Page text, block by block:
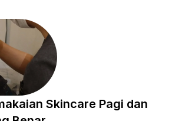
perawatan kulit wajah menjadi hal yang
terhindar dari jerawat dan kulit tampak
Skincare Pagi dan